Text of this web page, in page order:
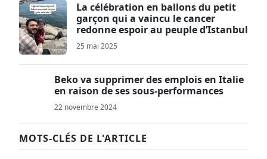
La célébration en ballons du petit
garçon qui a vaincu le cancer
redonne espoir au peuple d’Istanbul
25 mai 2025
Beko va supprimer des emplois en Italie
en raison de ses sous-performances
22 novembre 2024
MOTS-CLÉS DE L'ARTICLE